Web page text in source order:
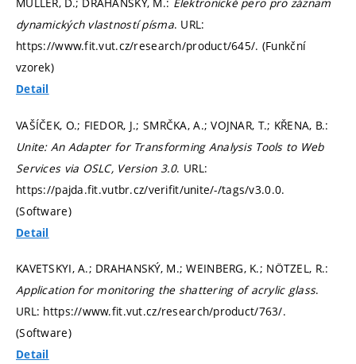
dynamických vlastností písma. URL:
https://www.fit.vut.cz/research/product/645/. (Funkční
vzorek)
Detail
VAŠÍČEK, O.; FIEDOR, J.; SMRČKA, A.; VOJNAR, T.; KŘENA, B.:
Unite: An Adapter for Transforming Analysis Tools to Web
Services via OSLC, Version 3.0. URL:
https://pajda.fit.vutbr.cz/verifit/unite/-/tags/v3.0.0.
(Software)
Detail
KAVETSKYI, A.; DRAHANSKÝ, M.; WEINBERG, K.; NÖTZEL, R.:
Application for monitoring the shattering of acrylic glass.
URL: https://www.fit.vut.cz/research/product/763/.
(Software)
Detail